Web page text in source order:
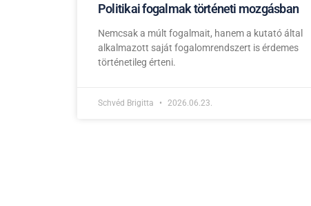
Politikai fogalmak történeti mozgásban
Nemcsak a múlt fogalmait, hanem a kutató által
alkalmazott saját fogalomrendszert is érdemes
történetileg érteni.
Schvéd Brigitta 2026.06.23.